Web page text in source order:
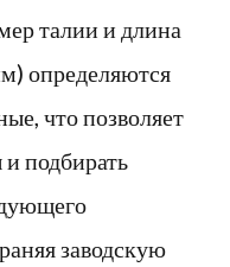
талии и длина
определяются
что позволяет
подбирать
заводскую